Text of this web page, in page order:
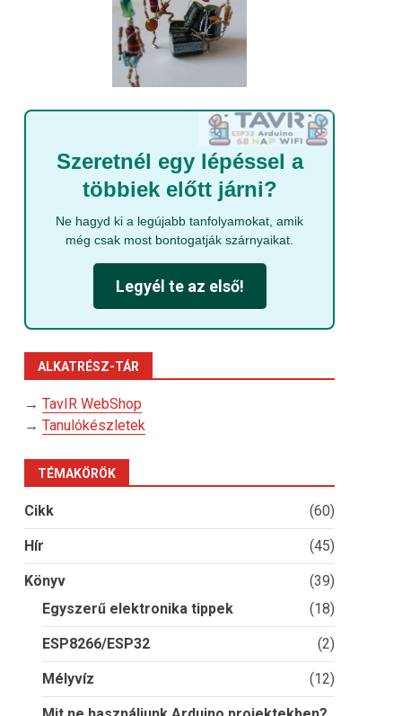
Szeretnél egy lépéssel a
többiek előtt járni?
Ne hagyd ki a legújabb tanfolyamokat, amik
még csak most bontogatják szárnyaikat.
Legyél te az első!
ALKATRÉSZ-TÁR
→TavIR WebShop
→Tanulókészletek
TÉMAKÖRÖK
Cikk (60)
Hír (45)
Könyv
(39)
Egyszerű elektronika tippek
(18)
ESP8266/ESP32 (2)
Mélyvíz (12)